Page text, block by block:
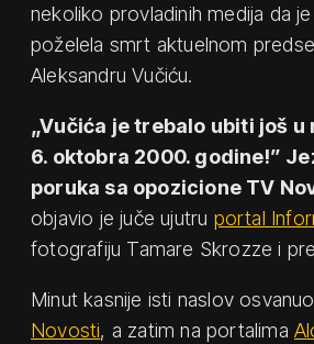
nekoliko provladinih medija da
poželela smrt aktuelnom
Aleksandru Vučiću.
„Vučića je trebalo ubiti još u
6. oktobra 2000. godine!”
poruka sa opozicione TV
objavio je juče ujutru portal
fotografiju Tamare Skrozze i
Minut kasnije isti naslov
Novosti, a zatim na portalima